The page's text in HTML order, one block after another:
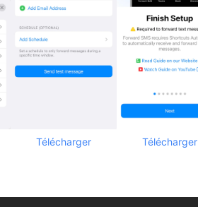
Télécharger Télécharger